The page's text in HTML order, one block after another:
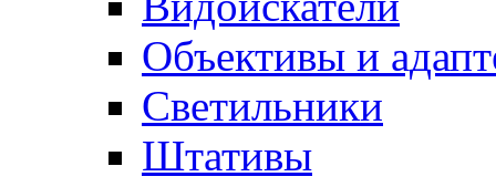
Объективы и
Светильники
Штативы